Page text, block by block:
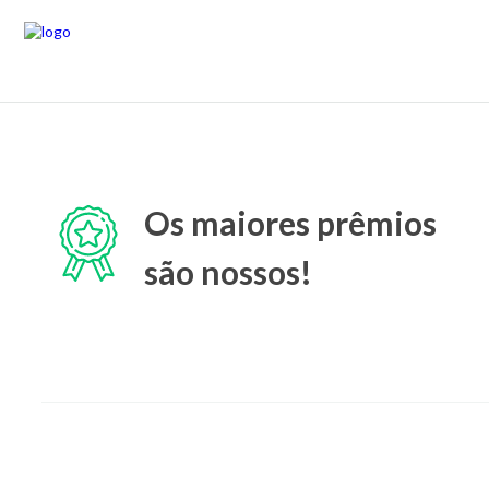
Os maiores prêmios
são nossos!